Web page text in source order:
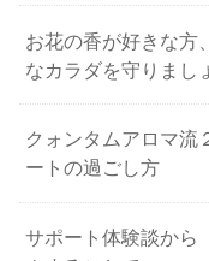
お花の香が好きな方
なカラダを守りまし
クォンタムアロマ流
ートの過ごし方
サポート体験談か